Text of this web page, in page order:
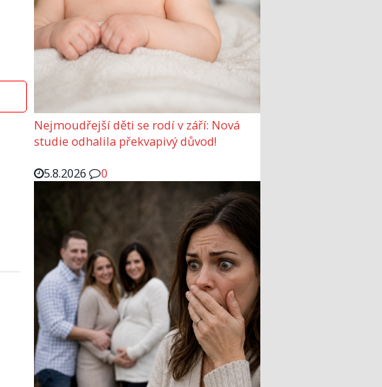
Nejmoudřejší děti se rodí v září: Nová
studie odhalila překvapivý důvod!
5.8.2026
0